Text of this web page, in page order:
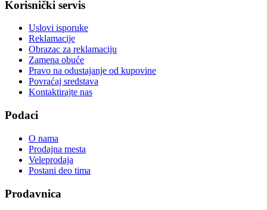
Korisnički servis
Uslovi isporuke
Reklamacije
Obrazac za reklamaciju
Zamena obuće
Pravo na odustajanje od kupovine
Povraćaj sredstava
Kontaktirajte nas
Podaci
O nama
Prodajna mesta
Veleprodaja
Postani deo tima
Prodavnica